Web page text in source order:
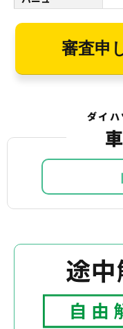
審査申
ダイ
途